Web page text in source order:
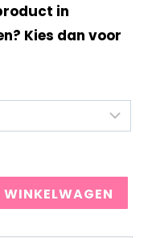
in
Kies dan voor